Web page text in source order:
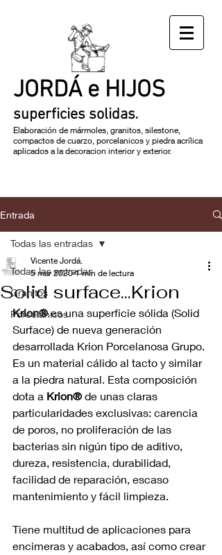
JORDÁ e HIJOS
superficies solidas.
Elaboración de mármoles, granitos, silestone,
compactos de cuarzo, porcelanicos y piedra acrílica
aplicados a la decoracion interior y exterior.
Entrada
Todas las entradas
Granitos
Porcelánicos
Todas las entradas
Solid surface...Krion
Vicente Jordá.
5 mar 2020 1 min de lectura
Krion® es una superficie sólida (Solid
Surface) de nueva generación
desarrollada Krion Porcelanosa Grupo.
Es un material cálido al tacto y similar
a la piedra natural. Esta composición
dota a Krion® de unas claras
particularidades exclusivas: carencia
de poros, no proliferación de las
bacterias sin nigún tipo de aditivo,
dureza, resistencia, durabilidad,
facilidad de reparación, escaso
mantenimiento y fácil limpieza.
Tiene multitud de aplicaciones para
encimeras y acabados, así como crear